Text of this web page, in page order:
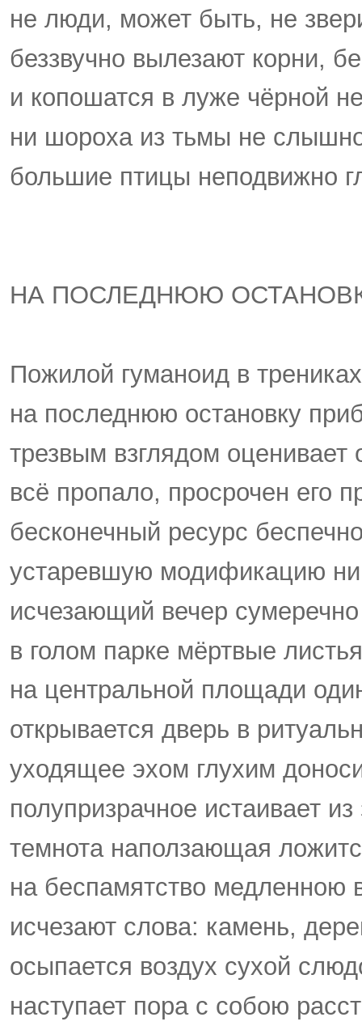
не люди, может быть, не
беззвучно вылезают корни,
и копошатся в луже чёрной
ни шороха из тьмы не
большие птицы неподвижно
НА ПОСЛЕДНЮЮ
Пожилой гуманоид в
на последнюю остановку
трезвым взглядом оценивает
всё пропало, просрочен его
бесконечный ресурс
устаревшую модификацию
исчезающий вечер
в голом парке мёртвые
на центральной площади
открывается дверь в
уходящее эхом глухим
полупризрачное истаивает из
темнота наползающая
на беспамятство медленною
исчезают слова: камень,
осыпается воздух сухой
наступает пора с собою